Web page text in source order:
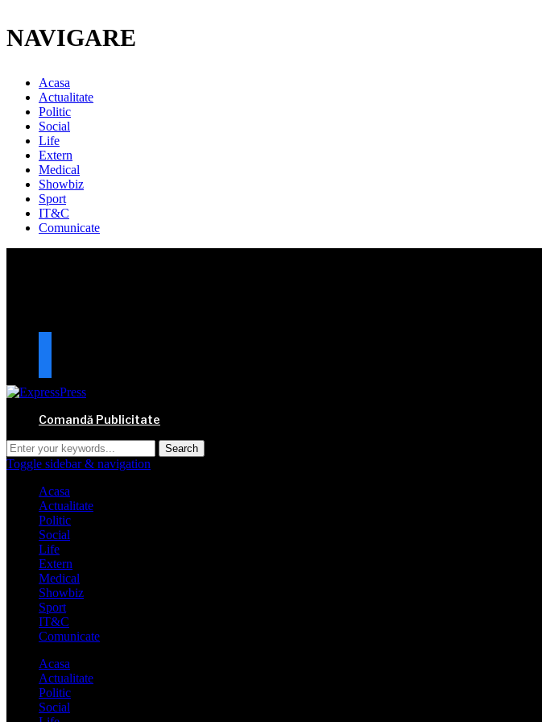
NAVIGARE
Acasa
Actualitate
Politic
Social
Life
Extern
Medical
Showbiz
Sport
IT&C
Comunicate
Comandă Publicitate
Toggle sidebar & navigation
Acasa
Actualitate
Politic
Social
Life
Extern
Medical
Showbiz
Sport
IT&C
Comunicate
Acasa
Actualitate
Politic
Social